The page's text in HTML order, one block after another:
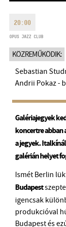
EMAIL
info@bmc.hu
BMC HÁZ
OPUS JAZZ
ZENEI
BMC
20:00
OPUS JAZZ CLUB
KÖZREMŰKÖDIK:
Sebastian
Andrii Pokaz -
Galériajegyek
koncertre abban
a jegyek.
galérián helyet
Ismét Berlin
Budapest
igencsak
produkcióval
Budapest és